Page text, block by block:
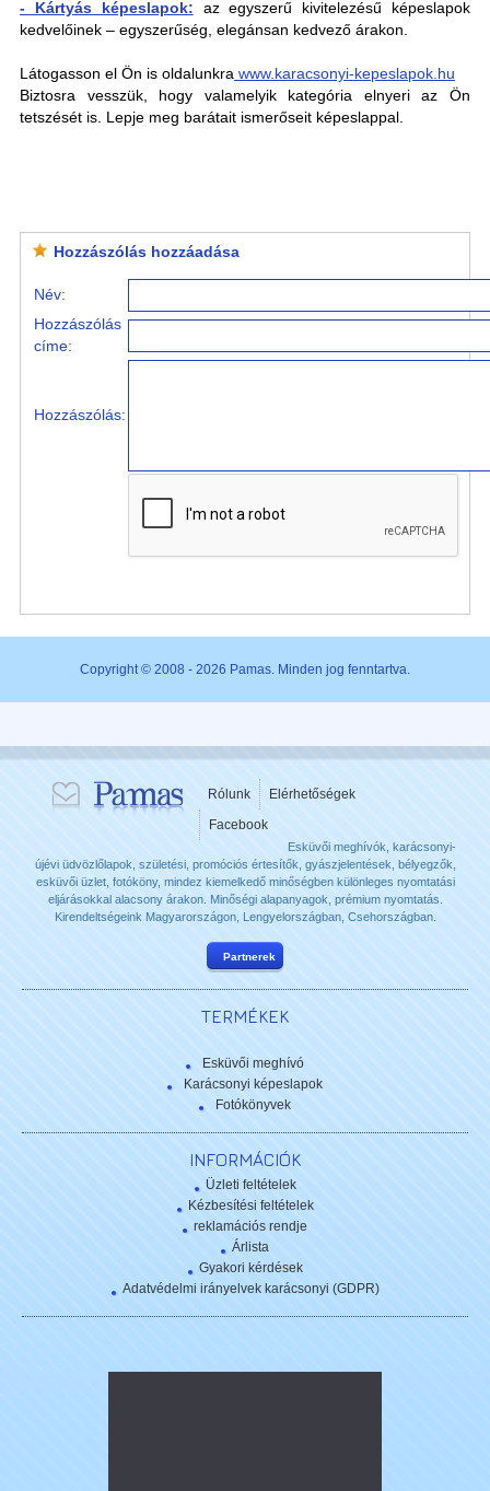
- Kártyás képeslapok: az egyszerű kivitelezésű képeslapok
kedvelőinek – egyszerűség, elegánsan kedvező árakon.
Látogasson el Ön is oldalunkra www.karacsonyi-kepeslapok.hu
Biztosra vesszük, hogy valamelyik kategória elnyeri az Ön
tetszését is. Lepje meg barátait ismerőseit képeslappal.
Hozzászólás hozzáadása
Név:
Hozzászólás
címe:
Hozzászólás:
Copyright © 2008 - 2026 Pamas. Minden jog fenntartva.
Rólunk
Elérhetőségek
Facebook
Esküvői meghívók, karácsonyi-
újévi üdvözlőlapok, születési, promóciós értesítők, gyászjelentések, bélyegzők,
esküvői üzlet, fotóköny, mindez kiemelkedő minőségben különleges nyomtatási
eljárásokkal alacsony árakon. Minőségi alapanyagok, prémium nyomtatás.
Kirendeltségeink Magyarországon, Lengyelországban, Csehországban.
Partnerek
TERMÉKEK
Esküvői meghívó
Karácsonyi képeslapok
Fotókönyvek
INFORMÁCIÓK
Üzleti feltételek
Kézbesítési feltételek
reklamációs rendje
Árlista
Gyakori kérdések
Adatvédelmi irányelvek karácsonyi (GDPR)